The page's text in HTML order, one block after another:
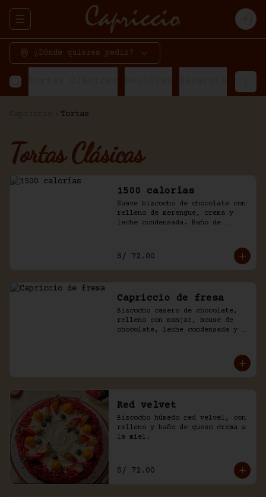
Abrir menu de navegación
¿Dónde quieres pedir?
Tortas
Tortas Clásicas
1500 calorías
Suave bizcocho de chocolate con
relleno de merengue, crema y
leche condensada. Baño de
S/ 72.00
Capriccio de fresa
Bizcocho casero de chocolate,
relleno con manjar, mouse de
chocolate, leche condensada y
Red velvet
Bizcocho húmedo red velvel, con
relleno y baño de queso crema a
la miel.
S/ 72.00